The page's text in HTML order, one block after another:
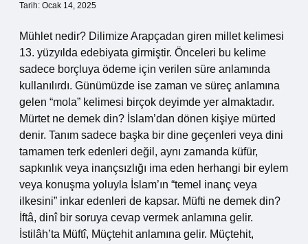
Tarih: Ocak 14, 2025
Mühlet nedir? Dilimize Arapçadan giren millet kelimesi
13. yüzyılda edebiyata girmiştir. Önceleri bu kelime
sadece borçluya ödeme için verilen süre anlamında
kullanılırdı. Günümüzde ise zaman ve süreç anlamına
gelen “mola” kelimesi birçok deyimde yer almaktadır.
Mürtet ne demek din? İslam’dan dönen kişiye mürted
denir. Tanım sadece başka bir dine geçenleri veya dini
tamamen terk edenleri değil, aynı zamanda küfür,
sapkınlık veya inançsızlığı ima eden herhangi bir eylem
veya konuşma yoluyla İslam’ın “temel inanç veya
ilkesini” inkar edenleri de kapsar. Müfti ne demek din?
İftâ, dinî bir soruya cevap vermek anlamına gelir.
İstilâh’ta Müftî, Müçtehit anlamına gelir. Müçtehit,